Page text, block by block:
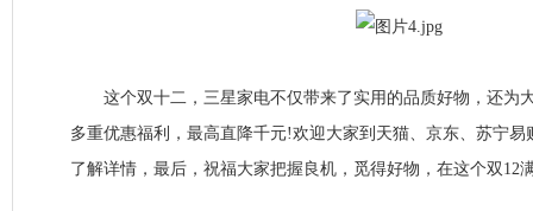
这个双十二，三星家电不仅带来了实用的品质好物，还为
多重优惠福利，最高直降千元!欢迎大家到天猫、京东、苏宁
了解详情，最后，祝福大家把握良机，觅得好物，在这个双12